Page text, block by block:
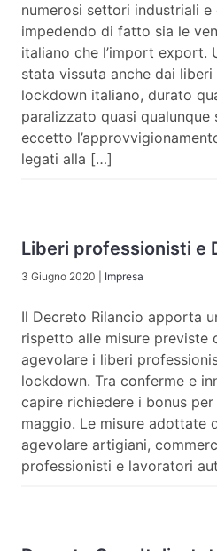
numerosi settori industriali e
impedendo di fatto sia le
italiano che l’import export.
stata vissuta anche dai
lockdown italiano, durato
paralizzato quasi qualunque
eccetto
legati alla […]
Liberi professionisti e
3 Giugno 2020 Impresa
Il Decreto Rilancio apporta
rispetto alle misure previste
agevolare i liberi
lockdown. Tra conferme e
capire richiedere i bonus
maggio. Le misure adottate
agevolare artigiani,
professionisti e lavoratori